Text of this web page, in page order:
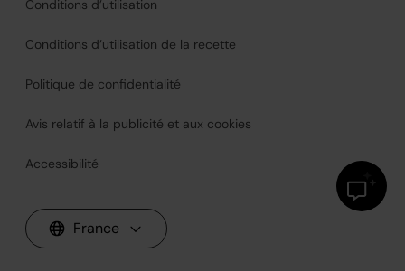
Conditions d’utilisation
Conditions d’utilisation de la recette
Politique de confidentialité
Avis relatif à la publicité et aux cookies
Accessibilité
France